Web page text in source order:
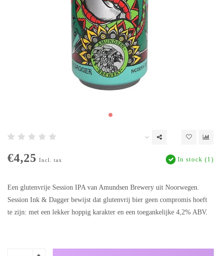
€4,25 Incl. tax In stock (1)
Een glutenvrije Session IPA van Amundsen Brewery uit Noorwegen.
Session Ink & Dagger bewijst dat glutenvrij bier geen compromis hoeft
te zijn: met een lekker hoppig karakter en een toegankelijke 4,2% ABV.